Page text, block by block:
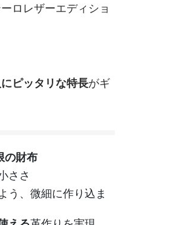
ロレザーエディショ
ピッタリな特長がギ
の財布
ささ
う、微細に作り込ま